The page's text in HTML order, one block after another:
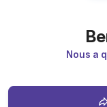
Nous a